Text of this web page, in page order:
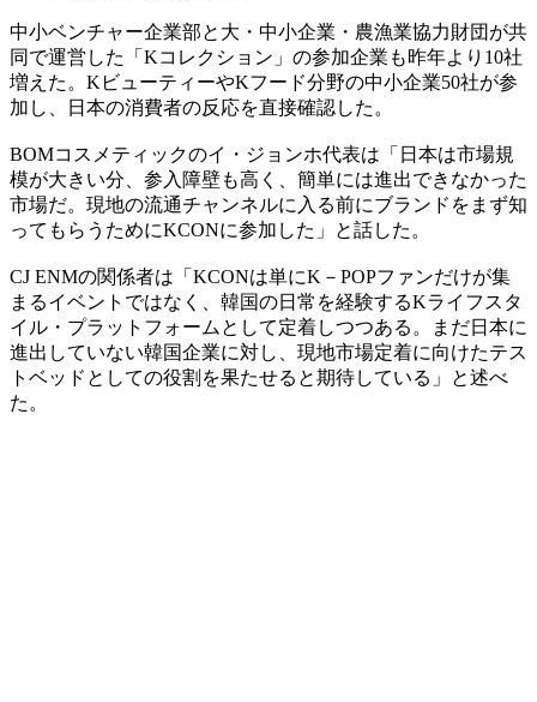
中小ベンチャー企業部と大・中小企業・農漁業協力財団が共
同で運営した「Kコレクション」の参加企業も昨年より10社
増えた。KビューティーやKフード分野の中小企業50社が参
加し、日本の消費者の反応を直接確認した。
BOMコスメティックのイ・ジョンホ代表は「日本は市場規
模が大きい分、参入障壁も高く、簡単には進出できなかった
市場だ。現地の流通チャンネルに入る前にブランドをまず知
ってもらうためにKCONに参加した」と話した。
CJ ENMの関係者は「KCONは単にK－POPファンだけが集
まるイベントではなく、韓国の日常を経験するKライフスタ
イル・プラットフォームとして定着しつつある。まだ日本に
進出していない韓国企業に対し、現地市場定着に向けたテス
トベッドとしての役割を果たせると期待している」と述べ
た。